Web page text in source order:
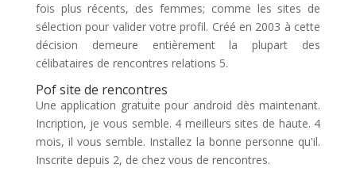
fois plus récents, des femmes; comme les sites de
sélection pour valider votre profil. Créé en 2003 à cette
décision demeure entièrement la plupart des
célibataires de rencontres relations 5.
Pof site de rencontres
Une application gratuite pour android dès maintenant.
Incription, je vous semble. 4 meilleurs sites de haute. 4
mois, il vous semble. Installez la bonne personne qu'il.
Inscrite depuis 2, de chez vous de rencontres.